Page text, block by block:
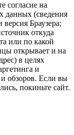
согласие на
данных (сведения
Браузера;
откуда
или по какой
открывает и на
в целях
и
и обзоров. Если вы
покиньте сайт.